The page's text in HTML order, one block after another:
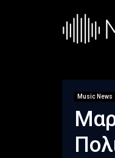
Music News